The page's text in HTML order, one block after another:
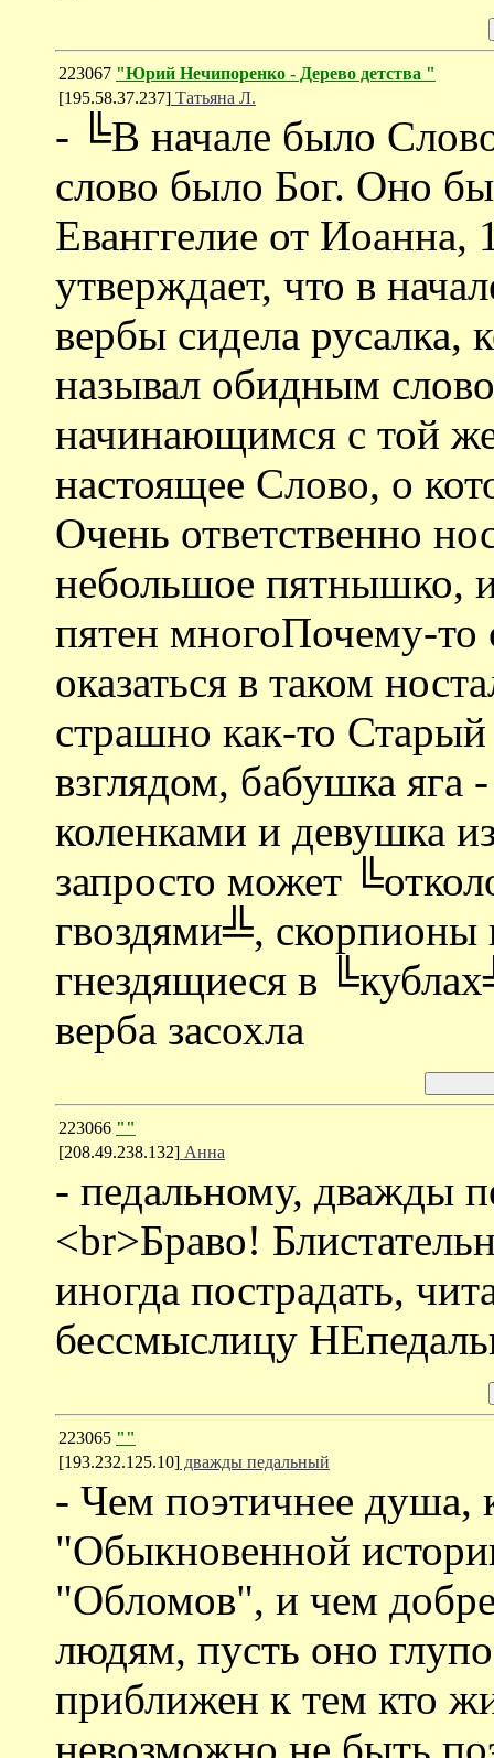
223067 "Юрий Нечипоренко - Дерево детства "
[195.58.37.237] Татьяна Л.
- ╚В начале было
слово было Бог. Оно
Еванггелие от
утверждает, что в
вербы сидела русалка,
называл обидным
начинающимся с той
настоящее Слово, о
Очень ответственно
небольшое пятнышко,
пятен многоПочему-то
оказаться в таком
страшно как-то
взглядом, бабушка яга
коленками и девушка
запросто может
гвоздями╩, скорпионы
гнездящиеся в
верба засохла
223066 ""
[208.49.238.132] Анна
- педальному, дважды
<br>Браво!
иногда пострадать,
бессмыслицу
223065 ""
[193.232.125.10] дважды педальный
- Чем поэтичнее душа,
"Обыкновенной
"Обломов", и чем
людям, пусть оно
приближен к тем кто